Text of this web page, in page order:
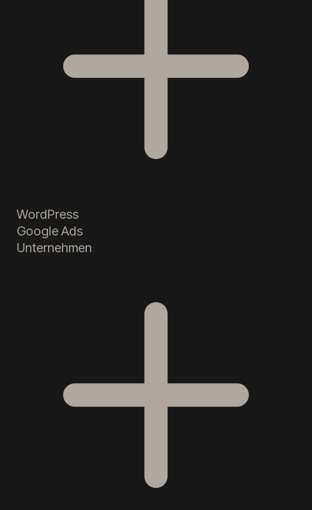
WordPress
Google Ads
Unternehmen